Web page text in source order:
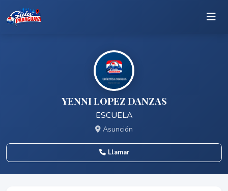
YENNI LOPEZ DANZAS
ESCUELA
Asunción
Llamar